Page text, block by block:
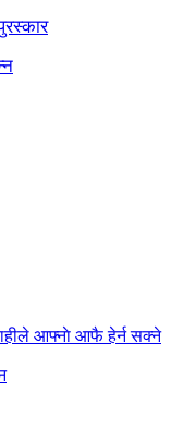
आफ्नाे आफै हेर्न सक्ने